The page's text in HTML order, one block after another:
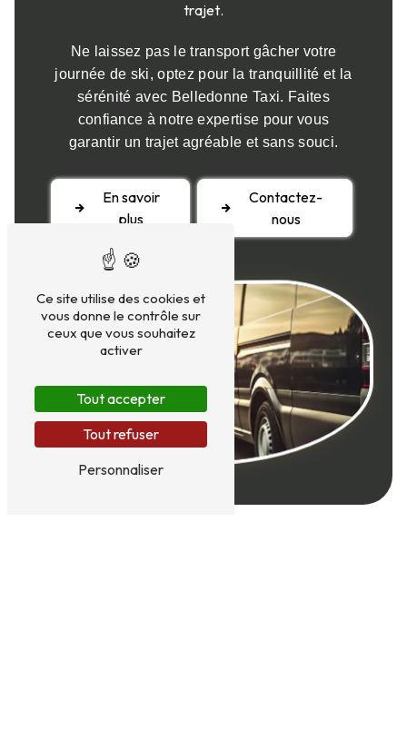
trajet.
Ne laissez pas le transport gâcher votre
journée de ski, optez pour la tranquillité et la
sérénité avec Belledonne Taxi. Faites
confiance à notre expertise pour vous
garantir un trajet agréable et sans souci.
En savoir
plus
Contactez-
nous
Ce site utilise des cookies et
vous donne le contrôle sur
ceux que vous souhaitez
activer
Tout accepter
Tout refuser
Personnaliser